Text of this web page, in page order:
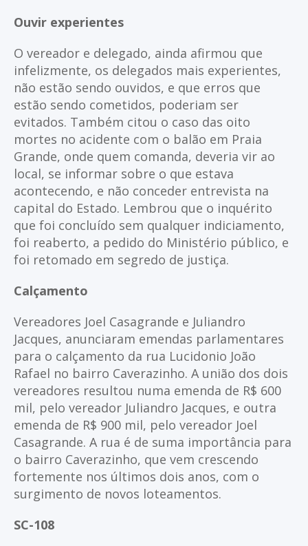
Ouvir experientes
O vereador e delegado, ainda afirmou que
infelizmente, os delegados mais experientes,
não estão sendo ouvidos, e que erros que
estão sendo cometidos, poderiam ser
evitados. Também citou o caso das oito
mortes no acidente com o balão em Praia
Grande, onde quem comanda, deveria vir ao
local, se informar sobre o que estava
acontecendo, e não conceder entrevista na
capital do Estado. Lembrou que o inquérito
que foi concluído sem qualquer indiciamento,
foi reaberto, a pedido do Ministério público, e
foi retomado em segredo de justiça.
Calçamento
Vereadores Joel Casagrande e Juliandro
Jacques, anunciaram emendas parlamentares
para o calçamento da rua Lucidonio João
Rafael no bairro Caverazinho. A união dos dois
vereadores resultou numa emenda de R$ 600
mil, pelo vereador Juliandro Jacques, e outra
emenda de R$ 900 mil, pelo vereador Joel
Casagrande. A rua é de suma importância para
o bairro Caverazinho, que vem crescendo
fortemente nos últimos dois anos, com o
surgimento de novos loteamentos.
SC-108